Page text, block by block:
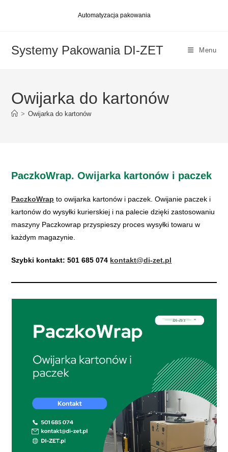
Automatyzacja pakowania
Systemy Pakowania DI-ZET Menu
Owijarka do kartonów
> Owijarka do kartonów
PaczkoWrap. Owijarka kartonów i paczek
PaczkoWrap to owijarka kartonów i paczek. Owijanie paczek i
kartonów do wysyłki kurierskiej i na palecie dzięki zastosowaniu
maszyny Paczkowrap przyspieszy proces wysyłki towaru w
każdym magazynie.
Szybki kontakt:501 685 074 kontakt@di-zet.pl